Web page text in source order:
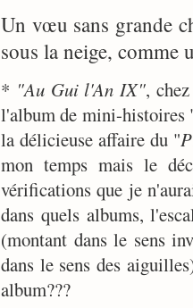
Un vœu sans grande
sous la neige, comme
* "Au Gui l'An IX",
l'album de mini-histoires
la délicieuse affaire du "
mon temps mais le
vérifications que je
dans quels albums,
(montant dans le sens
dans le sens des
album???